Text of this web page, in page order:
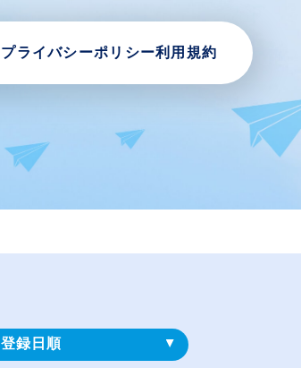
プライバシーポリシー利用規約
登録⽇順